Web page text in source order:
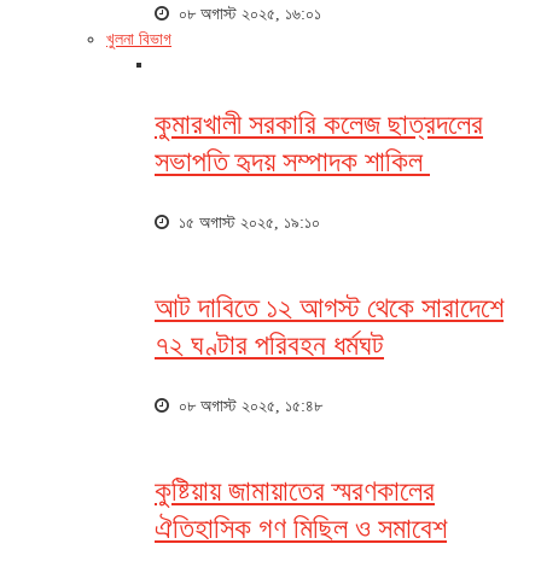
০৮ অগাস্ট ২০২৫, ১৬:০১
খুলনা বিভাগ
কুমারখালী সরকারি কলেজ ছাত্রদলের
সভাপতি হৃদয় সম্পাদক শাকিল
১৫ অগাস্ট ২০২৫, ১৯:১০
আট দাবিতে ১২ আগস্ট থেকে সারাদেশে
৭২ ঘণ্টার পরিবহন ধর্মঘট
০৮ অগাস্ট ২০২৫, ১৫:৪৮
কুষ্টিয়ায় জামায়াতের স্মরণকালের
ঐতিহাসিক গণ মিছিল ও সমাবেশ